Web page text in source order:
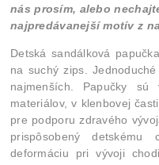
nás prosím, alebo
najpredávanejší motív z
Detská sandálková
na suchý zips.
najmenších. Papučky
materiálov, v klenbovej
pre podporu zdravého
prispôsobený detskému
deformáciu pri vývoji